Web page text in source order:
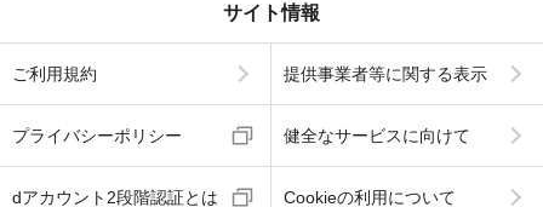
サイト情報
ご利用規約 提供事業者等に関する表示
プライバシーポリシー 健全なサービスに向けて
dアカウント2段階認証とは Cookieの利用について